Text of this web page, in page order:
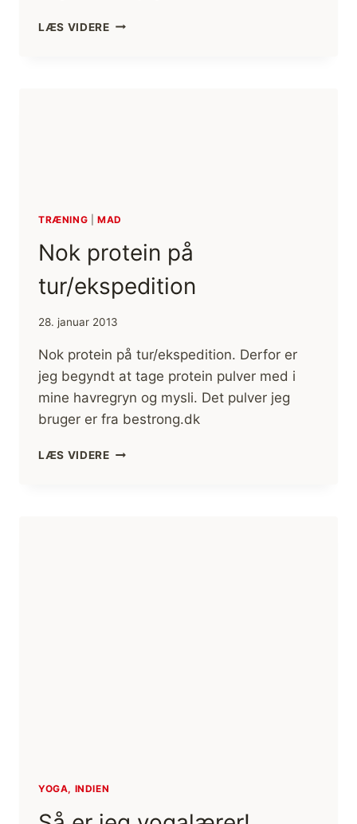
LÆS VIDEREYOGABLOG
TRÆNING MAD
Nok protein på
tur/ekspedition
28. januar 2013
Nok protein på tur/ekspedition. Derfor er
jeg begyndt at tage protein pulver med i
mine havregryn og mysli. Det pulver jeg
bruger er fra bestrong.dk
LÆS VIDERENOK
YOGA, INDIEN